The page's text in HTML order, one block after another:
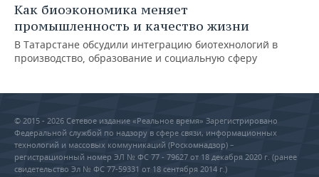
Как биоэкономика меняет
промышленность и качество жизни
В Татарстане обсудили интеграцию биотехнологий в
производство, образование и социальную сферу
© 2015 - 2026 Сетевое издание «Реальное время» Зарегистрировано
Федеральной службой по надзору в сфере связи, информационных
технологий и массовых коммуникаций (Роскомнадзор) –
регистрационный номер ЭЛ № ФС 77 - 79627 от 18 декабря 2020 г. (ранее
свидетельство Эл № ФС 77-59331 от 18 сентября 2014 г.)